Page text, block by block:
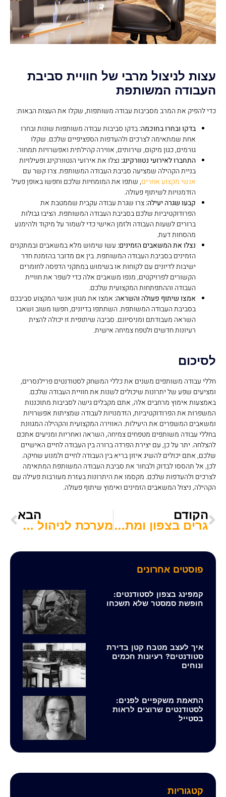
עצות לניצול מרבי של חוויית סביבת
העבודה המשותפת
כדי להפיק את המרב מסביבות עבודה משותפות, שקלו את העצות הבאות:
בדקו ובחרו בחוכמה:בדקו סביבות עבודה משותפות שונות ובחרו
אחת שמתאימה לצרכים ולהעדפות הספציפיים שלכם. שקלו
גורמים, כגון מיקום, שירותים, אווירה קהילתית ואפשרויות תמחור.
התחברו לאירועי נטוורקינג: נצלו את אירועי הנטוורקינג ופעילויות
בניית הקהילה שמציעה סביבת העבודה המשותפת. צרו קשר עם
אנשי מקצוע אחרים, שתפו את המומחיות שלכם וחפשו באופן פעיל
הזדמנויות לשיתוף פעולה.
קבעו שגרה יעילה:צרו שגרת עבודה עקבית שממטבת את
הפרודוקטיביות שלכם בסביבת העבודה המשותפת. הציבו גבולות
ברורים לשעות העבודה ולזמן האישי כדי לשמור על מיקוד ולהימנע
מהסחות דעת.
נצלו את המשאבים הזמינים: עשו שימוש מלא במשאבים ובמתקנים
הזמינים בסביבת העבודה המשותפת. בין אם מדובר בהזמנת חדר
ישיבות לדיונים עם לקוחות או בשימוש במתקני הדפסה לחומרים
הקשורים לפרויקטים, מנפו משאבים אלה כדי לשפר את חוויית
העבודה וההתפתחות המקצועית שלכם.
אמצו שיתוף פעולה והשראה: אמצו את מגוון אנשי המקצוע סביבכם
בסביבת העבודה המשותפת. השתתפו בדיונים, חפשו משוב ושאבו
השראה מעבודתם ומניסיונם. סביבה שיתופית זו יכולה להצית
רעיונות חדשים ולטפח צמיחה אישית.
לסיכום
חללי עבודה משותפים משנים את כללי המשחק לסטודנטים פרילנסרים,
ומציעים שפע של יתרונות שיכולים לשנות את חוויית העבודה שלכם.
באמצעות אימוץ מרחבים אלה, אתם מקבלים גישה לסביבות מתוכננות
המשפרות את הפרודוקטיביות, הזדמנויות לעבודה שמציתות אפשרויות
ומשאבים המשפרים את היעילות. האווירה המקצועית והקהילה המגוונת
בחללי עבודה משותפים מטפחים צמיחה, השראה ואחריות ומניעים אתכם
להצלחה. יתר על כן, עם יצירת הפרדה ברורה בין העבודה לחיים האישיים
שלכם, אתם יכולים להשיג איזון בריא בין העבודה לחיים ולמנוע שחיקה.
לכן, אל תהססו לבדוק ולבחור את סביבת העבודה המשותפת המתאימה
לצרכים ולהעדפות שלכם. מקסמו את היתרונות בעזרת מעורבות פעילה עם
הקהילה, ניצול המשאבים הזמינים ואימוץ שיתוף פעולה.
הקודם
גרים בצפון ומתעניינים בנדל"ן? כדאי שתכירו את תוכניות הפינוי בינוי בחיפה
הבא
מערכת לניהול אשראי חוץ בנקאי: האם היא נחוצה גם למוסדות אקדמיים?
פוסטים אחרונים
קמפינג בצפון לסטודנטים:
חופשת סמסטר שלא תשכחו
איך לעצב מטבח קטן בדירת
סטודנטים? רעיונות חכמים
ונוחים
התאמת משקפיים לפנים:
לסטודנטים שרוצים לראות
בסטייל
קטגוריות